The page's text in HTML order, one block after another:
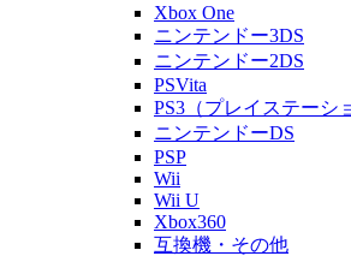
Xbox One
ニンテンドー3DS
ニンテンドー2DS
PSVita
PS3（プレイステーシ
ニンテンドーDS
PSP
Wii
Wii U
Xbox360
互換機・その他